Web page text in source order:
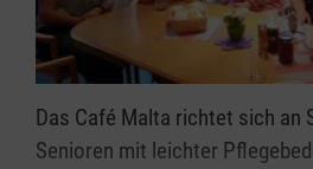
Das Café Malta richtet sich an
Senioren mit leichter